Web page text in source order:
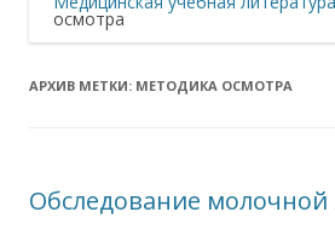
осмотра
АРХИВ МЕТКИ: МЕТОДИКА ОСМОТРА
Обследование молочной